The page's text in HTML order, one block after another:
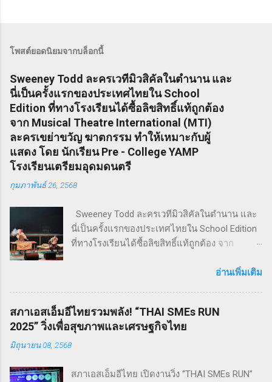
โพสต์ยอดนิยมจากบล็อกนี้
Sweeney Todd ละครเวทีมิวสิคัลในตำนาน และ
นี่เป็นครั้งแรกของประเทศไทยใน School
Edition ที่ทางโรงเรียนได้ซื้อลิขสิทธิ์แท้ถูกต้อง
จาก Musical Theatre International (MTI)
ละครเขย่าขวัญ ฆาตกรรม ทำให้เหมาะกับผู้
แสดง โดย นักเรียน Pre - College YAMP
โรงเรียนเตรียมอุดมดนตรี
กุมภาพันธ์ 26, 2568
Sweeney Todd ละครเวทีมิวสิคัลในตำนาน และ
นี่เป็นครั้งแรกของประเทศไทยใน School Edition
ที่ทางโรงเรียนได้ซื้อลิขสิทธิ์แท้ถูกต้อง จาก
ขวัญ ฆาตกรรม ทำให้เหมาะกับผู้แสดง โดย
!! โดยเลือกเป็น School Edition ที่ลดบทให้ดู
เหมาะสม แต่ยังคงไว้ซึ่งความเข้มข้น! กำกับการ
แสดงโดย ดำเกิง ฐิตะปิยะศักดิ์ หรือ คุณบิ๊ก
ช่างตัดผมชาวอังกฤษ ที่สูญเสียภรรยาและลูกไป
อ่านเพิ่มเติม
สภาเอสเอ็มอีไทยรวมพลัง! “THAI SMEs RUN
2025” วิ่งเพื่อสุขภาพและเศรษฐกิจไทย
มิถุนายน 08, 2568
สภาเอสเอ็มอีไทย เปิดงานวิ่ง “THAI SMEs RUN”